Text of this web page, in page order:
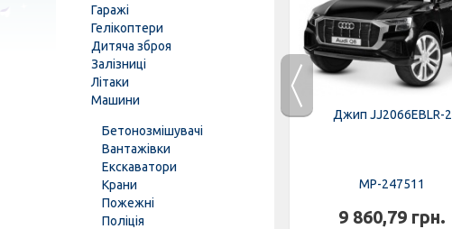
8 798,75 грн.
Джип JJ2066EBLR-2
MP-247511
9 860,79 грн.
Гаражі
Гелікоптери
Дитяча зброя
Залізниці
Літаки
Машини
Бетонозмішувачі
Вантажівки
Екскаватори
Крани
Пожежні
Поліція